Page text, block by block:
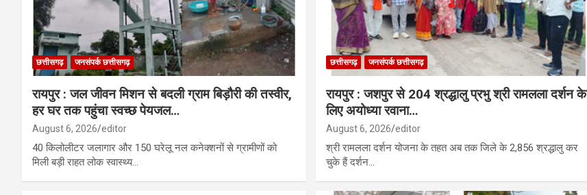
छत्तीसगढ़ जनसंपर्क छत्तीसगढ़
रायपुर : जल जीवन मिशन से बदली ग्राम बिड़ौरी की तस्वीर,
हर घर तक पहुंचा स्वच्छ पेयजल…
August 6, 2026 editor
40 किलोलीटर जलागार और 150 घरेलू नल कनेक्शनों से ग्रामीणों को
मिली बड़ी राहत लोक स्वास्थ्य…
छत्तीसगढ़ जनसंपर्क छत्तीसगढ़
रायपुर : जशपुर से 204 श्रद्धालु प्रभु श्री रामलला दर्शन के
लिए अयोध्या रवाना…
August 6, 2026 editor
श्री रामलला दर्शन योजना के तहत अब तक जिले के 2,856 श्रद्धालु कर
चुके हैं दर्शन…